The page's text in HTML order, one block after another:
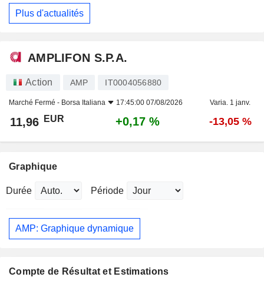
Plus d'actualités
AMPLIFON S.P.A.
Action AMP IT0004056880
Marché Fermé - Borsa Italiana 17:45:00 07/08/2026 Varia. 1 janv.
11,96 EUR +0,17 % -13,05 %
Graphique
Durée Période
AMP: Graphique dynamique
Compte de Résultat et Estimations